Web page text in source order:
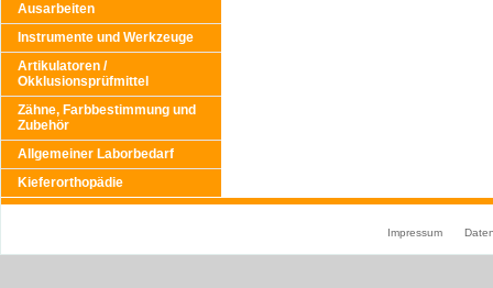
Ausarbeiten
Instrumente und Werkzeuge
Artikulatoren /
Okklusionsprüfmittel
Zähne, Farbbestimmung und
Zubehör
Allgemeiner Laborbedarf
Kieferorthopädie
Impressum